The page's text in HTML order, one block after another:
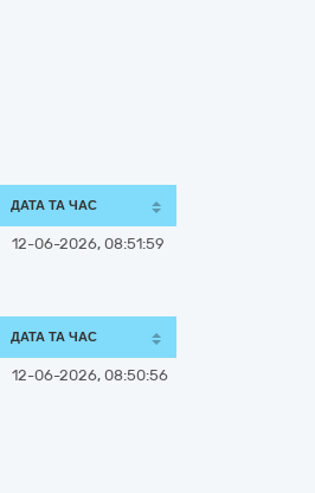
ДАТА ТА ЧАС
12-06-2026, 08:51:59
ДАТА ТА ЧАС
12-06-2026, 08:50:56